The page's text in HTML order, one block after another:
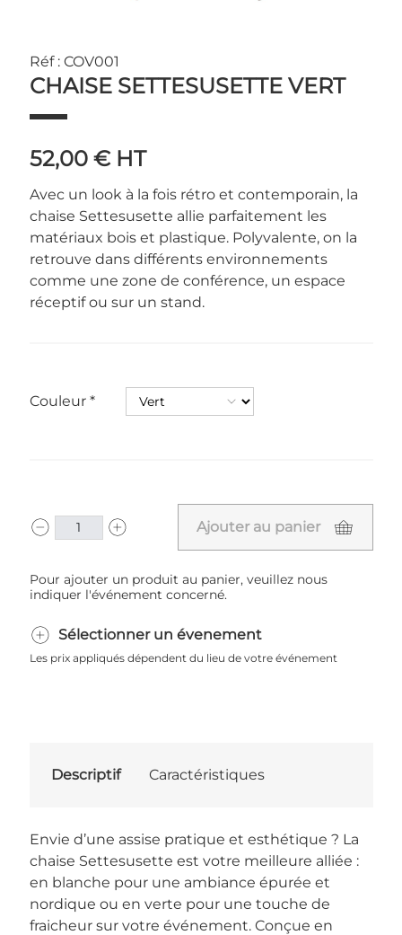
Réf : COV001
CHAISE SETTESUSETTE VERT
52,00 € HT
Avec un look à la fois rétro et contemporain, la
chaise Settesusette allie parfaitement les
matériaux bois et plastique. Polyvalente, on la
retrouve dans différents environnements
comme une zone de conférence, un espace
réceptif ou sur un stand.
Couleur
Ajouter au panier
Pour ajouter un produit au panier, veuillez nous
indiquer l'événement concerné.
Sélectionner un évenement
Les prix appliqués dépendent du lieu de votre événement
Descriptif Caractéristiques
Envie d’une assise pratique et esthétique ? La
chaise Settesusette est votre meilleure alliée :
en blanche pour une ambiance épurée et
nordique ou en verte pour une touche de
fraicheur sur votre événement. Conçue en